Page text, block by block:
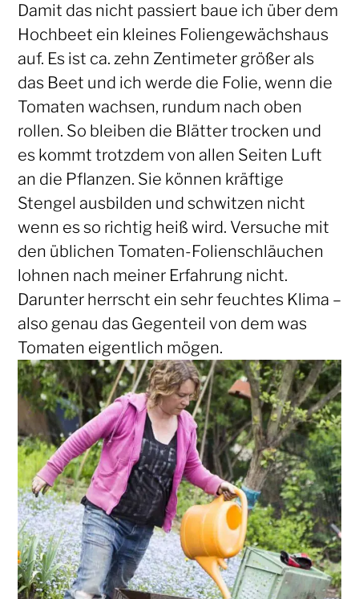
Damit das nicht passiert baue ich über dem
Hochbeet ein kleines Foliengewächshaus
auf. Es ist ca. zehn Zentimeter größer als
das Beet und ich werde die Folie, wenn die
Tomaten wachsen, rundum nach oben
rollen. So bleiben die Blätter trocken und
es kommt trotzdem von allen Seiten Luft
an die Pflanzen. Sie können kräftige
Stengel ausbilden und schwitzen nicht
wenn es so richtig heiß wird. Versuche mit
den üblichen Tomaten-Folienschläuchen
lohnen nach meiner Erfahrung nicht.
Darunter herrscht ein sehr feuchtes Klima –
also genau das Gegenteil von dem was
Tomaten eigentlich mögen.